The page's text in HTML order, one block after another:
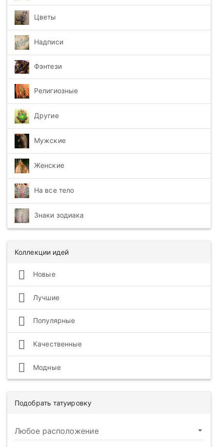
Цветы
Надписи
Фэнтези
Религиозные
Другие
Мужские
Женские
На все тело
Знаки зодиака
Коллекции идей
Новые
Лучшие
Популярные
Качественные
Модные
Подобрать татуировку